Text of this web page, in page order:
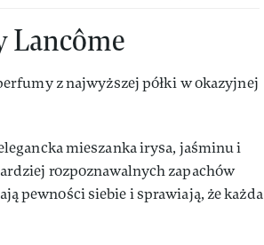
Lancôme
z najwyższej półki w okazyjnej
mieszanka irysa, jaśminu i
rozpoznawalnych zapachów
pewności siebie i sprawiają, że każda